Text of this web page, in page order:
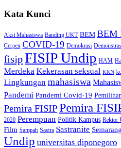
Kata Kunci
Aksi Mahasiswa Banding UKT BEM BEM
Cerpen COVID-19 Demokrasi
fisipFISIP Undip HAM
Merdeka Kekerasan seksual KKN
Lingkungan mahasiswa
Pandemi Pandemi Covid-19
Pemira FISIPPemira
2020 Perempuan Politik Kampus Rektor
Film Sampah Sastra Sastranite Semarang
Undip universitas diponegoro